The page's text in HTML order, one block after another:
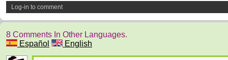
Log-in to comment
8 Comments In Other Languages.
Español
English